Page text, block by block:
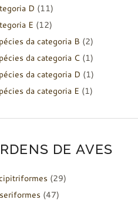
D (11)
E (12)
da categoria B (2)
da categoria C(1)
da categoria D (1)
da categoria E (1)
DE AVES
(29)
(47)